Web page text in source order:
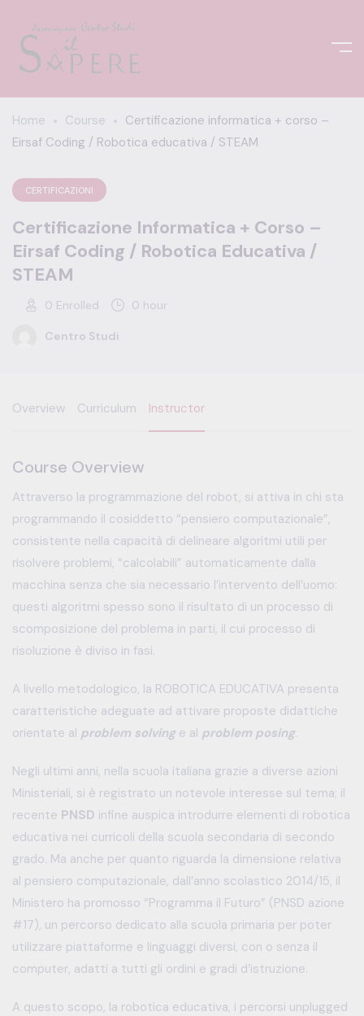
Home Course
Certificazione informatica + corso –
Eirsaf Coding / Robotica educativa / STEAM
CERTIFICAZIONI
Certificazione Informatica + Corso –
Eirsaf Coding / Robotica Educativa /
STEAM
0 Enrolled 0 hour
Centro Studi
Overview Curriculum Instructor
Course Overview
Attraverso la programmazione del robot, si attiva in chi sta
programmando il cosiddetto “pensiero computazionale”,
consistente nella capacità di delineare algoritmi utili per
risolvere problemi, “calcolabili” automaticamente dalla
macchina senza che sia necessario l’intervento dell’uomo:
questi algoritmi spesso sono il risultato di un processo di
scomposizione del problema in parti, il cui processo di
risoluzione è diviso in fasi.
A livello metodologico, la ROBOTICA EDUCATIVA presenta
caratteristiche adeguate ad attivare proposte didattiche
orientate al problem solving e al problem posing.
Negli ultimi anni, nella scuola italiana grazie a diverse azioni
Ministeriali, si è registrato un notevole interesse sul tema; il
recente PNSD infine auspica introdurre elementi di robotica
educativa nei curricoli della scuola secondaria di secondo
grado. Ma anche per quanto riguarda la dimensione relativa
al pensiero computazionale, dall’anno scolastico 2014/15, il
Ministero ha promosso “Programma il Futuro” (PNSD azione
#17), un percorso dedicato alla scuola primaria per poter
utilizzare piattaforme e linguaggi diversi, con o senza il
computer, adatti a tutti gli ordini e gradi d’istruzione.
A questo scopo, la robotica educativa, i percorsi unplugged